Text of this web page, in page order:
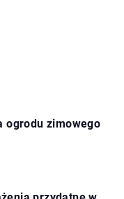
ogrodu zimowego